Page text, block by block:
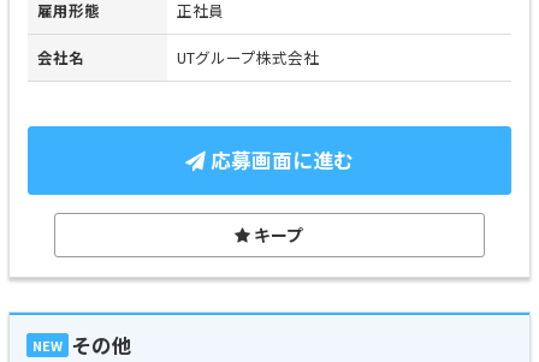
雇用形態 正社員
会社名 UTグループ株式会社
応募画面に進む
キープ
NEW その他